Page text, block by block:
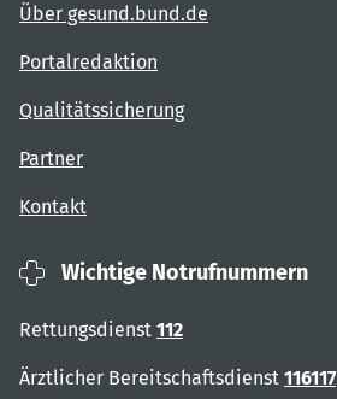
Über gesund.bund.de
Portalredaktion
Qualitätssicherung
Partner
Kontakt
Wichtige Notrufnummern
Rettungsdienst 112
Ärztlicher Bereitschaftsdienst 116117